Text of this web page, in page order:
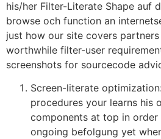
his/her Filter-Literate Shape auf
browse och function an
just how our site covers
worthwhile filter-user
screenshots for sourcecode
Screen-literate
procedures your learns his
components at top in order
ongoing befolgung yet